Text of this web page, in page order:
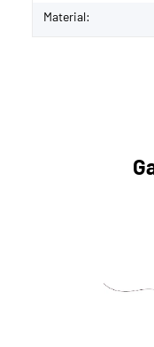
Material: